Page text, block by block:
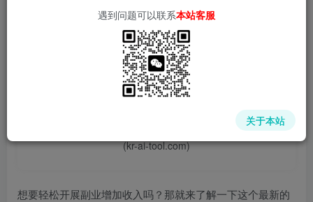
📌 1000➕互联网副业项目教程，更多网赚项目，点击以下
链接进入本站首页：
中赚网 - 分享各大收费VIP网赚项目和创业教程 - 狂人资源
(kr-ai-tool.com)
想要轻松开展副业增加收入吗？那就来了解一下这个最新的
遇到问题可以联系本站客服
关于本站